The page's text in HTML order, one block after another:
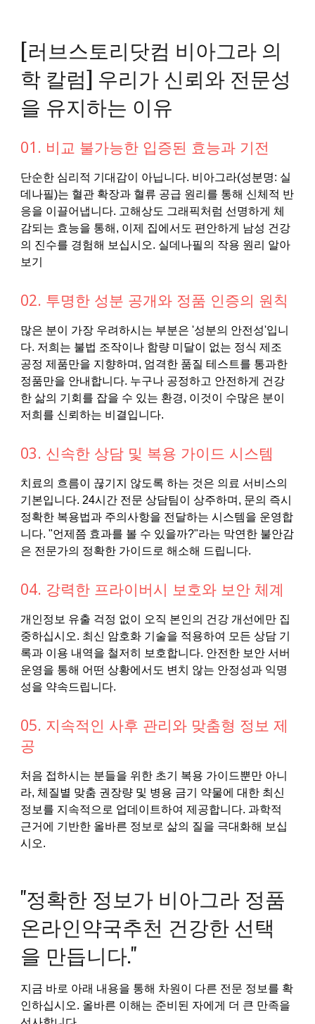
[러브스토리닷컴 비아그라 의
학 칼럼] 우리가 신뢰와 전문성
을 유지하는 이유
01. 비교 불가능한 입증된 효능과 기전
단순한 심리적 기대감이 아닙니다. 비아그라(성분명: 실
데나필)는 혈관 확장과 혈류 공급 원리를 통해 신체적 반
응을 이끌어냅니다. 고해상도 그래픽처럼 선명하게 체
감되는 효능을 통해, 이제 집에서도 편안하게 남성 건강
의 진수를 경험해 보십시오. 실데나필의 작용 원리 알아
보기
02. 투명한 성분 공개와 정품 인증의 원칙
많은 분이 가장 우려하시는 부분은 '성분의 안전성'입니
다. 저희는 불법 조작이나 함량 미달이 없는 정식 제조
공정 제품만을 지향하며, 엄격한 품질 테스트를 통과한
정품만을 안내합니다. 누구나 공정하고 안전하게 건강
한 삶의 기회를 잡을 수 있는 환경, 이것이 수많은 분이
저희를 신뢰하는 비결입니다.
03. 신속한 상담 및 복용 가이드 시스템
치료의 흐름이 끊기지 않도록 하는 것은 의료 서비스의
기본입니다. 24시간 전문 상담팀이 상주하며, 문의 즉시
정확한 복용법과 주의사항을 전달하는 시스템을 운영합
니다. "언제쯤 효과를 볼 수 있을까?"라는 막연한 불안감
은 전문가의 정확한 가이드로 해소해 드립니다.
04. 강력한 프라이버시 보호와 보안 체계
개인정보 유출 걱정 없이 오직 본인의 건강 개선에만 집
중하십시오. 최신 암호화 기술을 적용하여 모든 상담 기
록과 이용 내역을 철저히 보호합니다. 안전한 보안 서버
운영을 통해 어떤 상황에서도 변치 않는 안정성과 익명
성을 약속드립니다.
05. 지속적인 사후 관리와 맞춤형 정보 제
공
처음 접하시는 분들을 위한 초기 복용 가이드뿐만 아니
라, 체질별 맞춤 권장량 및 병용 금기 약물에 대한 최신
정보를 지속적으로 업데이트하여 제공합니다. 과학적
근거에 기반한 올바른 정보로 삶의 질을 극대화해 보십
시오.
"정확한 정보가 비아그라 정품
온라인약국추천 건강한 선택
을 만듭니다."
지금 바로 아래 내용을 통해 차원이 다른 전문 정보를 확
인하십시오. 올바른 이해는 준비된 자에게 더 큰 만족을